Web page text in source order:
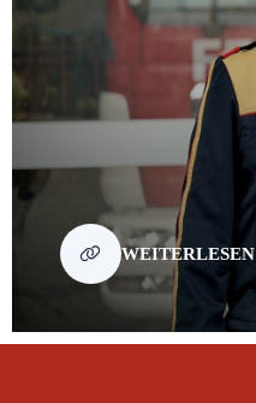
WEITERLESEN